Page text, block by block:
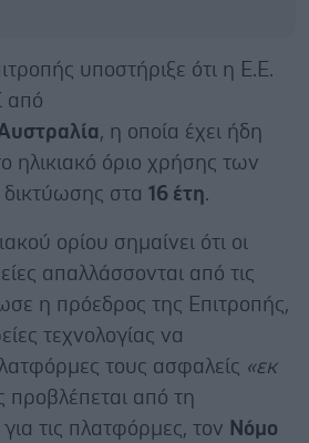
υποστήριξε ότι η Ε.Ε.
από
, η οποία έχει ήδη
ηλικιακό όριο χρήσης των
στα 16 έτη.
ορίου σημαίνει ότι οι
απαλλάσσονται από τις
η πρόεδρος της Επιτροπής,
τεχνολογίας να
τους ασφαλείς «εκ
προβλέπεται από τη
τις πλατφόρμες, τον Νόμο